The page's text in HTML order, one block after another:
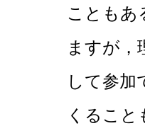
こともあ
ますが，
して参加
くるこ